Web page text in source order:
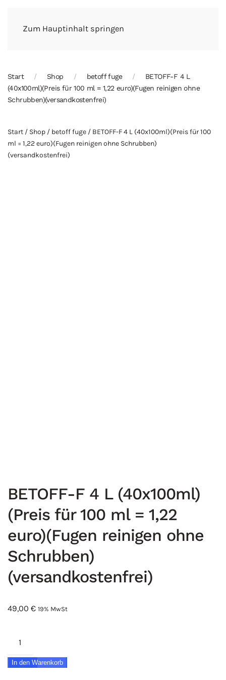
Zum Hauptinhalt springen
Start Shop betoff fuge
BETOFF-F 4 L
(40x100ml)(Preis für 100 ml = 1,22 euro)(Fugen reinigen ohne
Schrubben)(versandkostenfrei)
Start / Shop / betoff fuge / BETOFF-F 4 L (40x100ml)(Preis für 100
ml = 1,22 euro)(Fugen reinigen ohne Schrubben)
(versandkostenfrei)
BETOFF-F 4 L (40x100ml)
(Preis für 100 ml = 1,22
euro)(Fugen reinigen ohne
Schrubben)
(versandkostenfrei)
49,00 € 19% MwSt
In den Warenkorb